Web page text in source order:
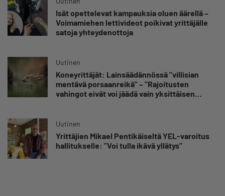
Isät opettelevat kampauksia oluen äärellä –
Voimamiehen lettivideot poikivat yrittäjälle
satoja yhteydenottoja
Uutinen
Koneyrittäjät: Lainsäädännössä ”villisian
mentävä porsaanreikä” – ”Rajoitusten
vahingot eivät voi jäädä vain yksittäisen
Uutinen
Yrittäjien Mikael Pentikäiseltä YEL-varoitus
hallitukselle: ”Voi tulla ikävä yllätys”